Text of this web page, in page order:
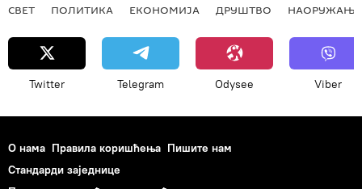
СВЕТ ПОЛИТИКА ЕКОНОМИЈА ДРУШТВО НАОРУЖАЊЕ
Twitter Telegram Odysee Viber
О нама Правила коришћења Пишите нам
Стандарди заједнице